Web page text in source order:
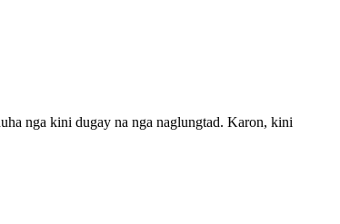
nga kini dugay na nga naglungtad. Karon, kini